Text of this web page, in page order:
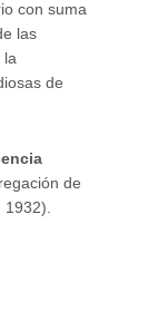
con suma
las
la
de
de
1932).